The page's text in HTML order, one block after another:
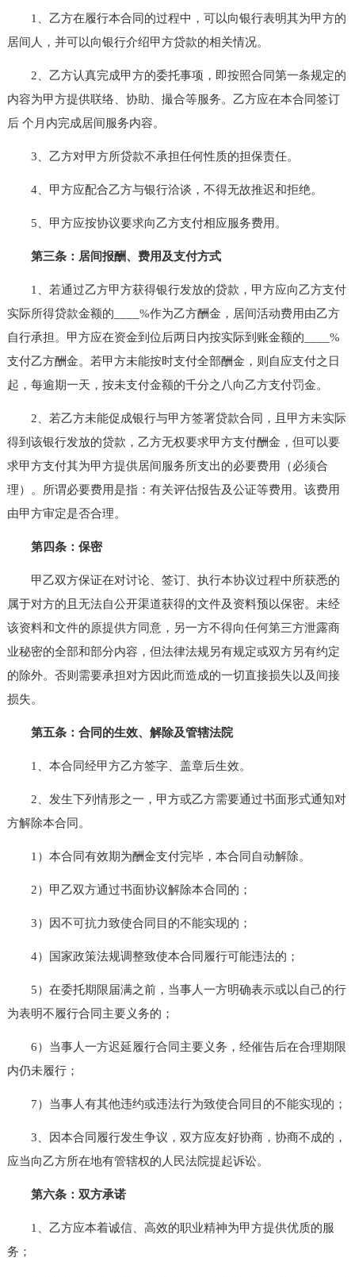
1、乙方在履行本合同的过程中，可以向银行表明其为甲方的
居间人，并可以向银行介绍甲方贷款的相关情况。
2、乙方认真完成甲方的委托事项，即按照合同第一条规定的
内容为甲方提供联络、协助、撮合等服务。乙方应在本合同签订
后 个月内完成居间服务内容。
3、乙方对甲方所贷款不承担任何性质的担保责任。
4、甲方应配合乙方与银行洽谈，不得无故推迟和拒绝。
5、甲方应按协议要求向乙方支付相应服务费用。
第三条：居间报酬、费用及支付方式
1、若通过乙方甲方获得银行发放的贷款，甲方应向乙方支付
实际所得贷款金额的____%作为乙方酬金，居间活动费用由乙方
自行承担。甲方应在资金到位后两日内按实际到账金额的____%
支付乙方酬金。若甲方未能按时支付全部酬金，则自应支付之日
起，每逾期一天，按未支付金额的千分之八向乙方支付罚金。
2、若乙方未能促成银行与甲方签署贷款合同，且甲方未实际
得到该银行发放的贷款，乙方无权要求甲方支付酬金，但可以要
求甲方支付其为甲方提供居间服务所支出的必要费用（必须合
理）。所谓必要费用是指：有关评估报告及公证等费用。该费用
由甲方审定是否合理。
第四条：保密
甲乙双方保证在对讨论、签订、执行本协议过程中所获悉的
属于对方的且无法自公开渠道获得的文件及资料预以保密。未经
该资料和文件的原提供方同意，另一方不得向任何第三方泄露商
业秘密的全部和部分内容，但法律法规另有规定或双方另有约定
的除外。否则需要承担对方因此而造成的一切直接损失以及间接
损失。
第五条：合同的生效、解除及管辖法院
1、本合同经甲方乙方签字、盖章后生效。
2、发生下列情形之一，甲方或乙方需要通过书面形式通知对
方解除本合同。
1）本合同有效期为酬金支付完毕，本合同自动解除。
2）甲乙双方通过书面协议解除本合同的；
3）因不可抗力致使合同目的不能实现的；
4）国家政策法规调整致使本合同履行可能违法的；
5）在委托期限届满之前，当事人一方明确表示或以自己的行
为表明不履行合同主要义务的；
6）当事人一方迟延履行合同主要义务，经催告后在合理期限
内仍未履行；
7）当事人有其他违约或违法行为致使合同目的不能实现的；
3、因本合同履行发生争议，双方应友好协商，协商不成的，
应当向乙方所在地有管辖权的人民法院提起诉讼。
第六条：双方承诺
1、乙方应本着诚信、高效的职业精神为甲方提供优质的服
务；